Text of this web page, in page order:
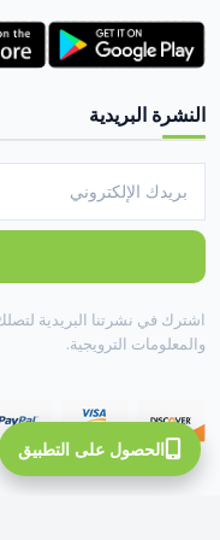
النشرة البريدية
اشترك في نشرتنا البريدية
والمعلومات الترويجية.
الحصول على التطبيق